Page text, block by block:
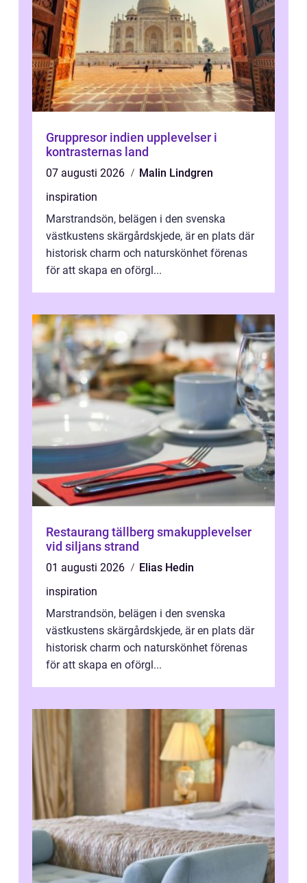
Gruppresor indien upplevelser i
kontrasternas land
07 augusti 2026
Malin Lindgren
inspiration
Marstrandsön, belägen i den svenska
västkustens skärgårdskjede, är en plats där
historisk charm och naturskönhet förenas
för att skapa en oförgl...
Restaurang tällberg smakupplevelser
vid siljans strand
01 augusti 2026
Elias Hedin
inspiration
Marstrandsön, belägen i den svenska
västkustens skärgårdskjede, är en plats där
historisk charm och naturskönhet förenas
för att skapa en oförgl...